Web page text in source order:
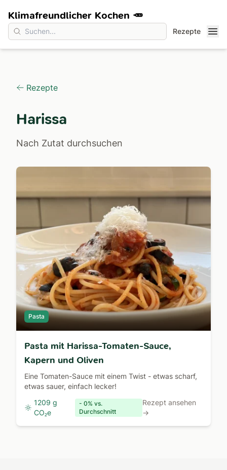
Rezepte
Klimafreundlicher Kochen 🥕
Rezepte
Harissa
Nach Zutat durchsuchen
Pasta
Pasta mit Harissa-Tomaten-Sauce,
Kapern und Oliven
Eine Tomaten-Sauce mit einem Twist - etwas scharf,
etwas sauer, einfach lecker!
1209 g
CO₂e
- 0% vs.
Durchschnitt
Rezept ansehen
→